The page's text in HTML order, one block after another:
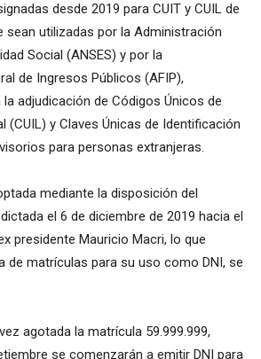
desde 2019 para CUIT y CUIL de
sean utilizadas por la Administración
Social (ANSES) y por la
de Ingresos Públicos (AFIP),
adjudicación de Códigos Únicos de
(CUIL) y Claves Únicas de Identificación
para personas extranjeras.
mediante la disposición del
el 6 de diciembre de 2019 hacia el
presidente Mauricio Macri, lo que
de matrículas para su uso como DNI, se
agotada la matrícula 59.999.999,
se comenzarán a emitir DNI para